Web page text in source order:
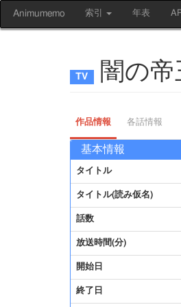
Animumemo 索引 年表
闇の帝
作品情報 各話情報
基本情報
タイトル
タイトル(読み仮名)
話数
放送時間(分)
開始日
終了日